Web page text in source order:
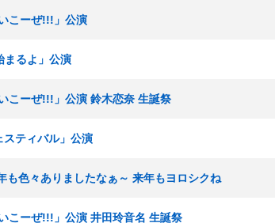
こーぜ!!!」公演
まるよ」公演
こーぜ!!!」公演 鈴木恋奈 生誕祭
ティバル」公演
色々ありましたなぁ～ 来年もヨロシクね
こーぜ!!!」公演 井田玲音名 生誕祭